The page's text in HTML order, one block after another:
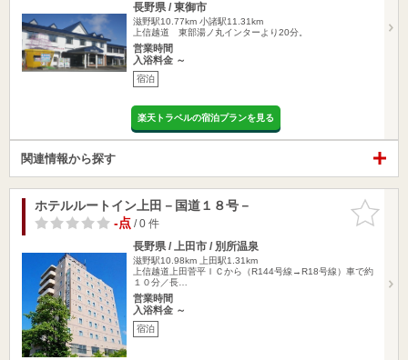
長野県 / 東御市
滋野駅10.77km 小諸駅11.31km
上信越道 東部湯ノ丸インターより20分。
営業時間
入浴料金 ～
宿泊
楽天トラベルの宿泊プランを見る
関連情報から探す
お気に入
りに追加
ホテルルートイン上田－国道１８号－
-点/ 0 件
長野県 / 上田市 / 別所温泉
滋野駅10.98km
上田駅1.31km
上信越道上田菅平ＩＣから（R144号線→R18号線）車で約
１０分／長…
営業時間
入浴料金 ～
宿泊